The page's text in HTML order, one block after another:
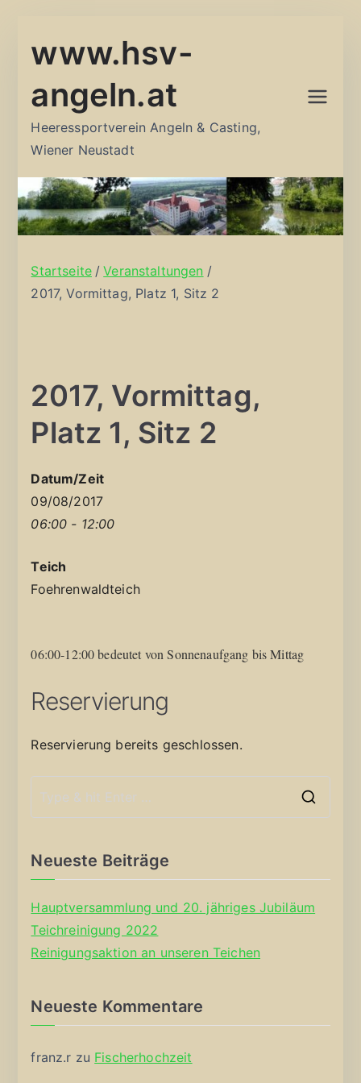
Inhalt
www.hsv-
angeln.at
Heeressportverein Angeln & Casting,
Wiener Neustadt
Startseite
Veranstaltungen
2017, Vormittag, Platz 1, Sitz 2
2017, Vormittag,
Platz 1, Sitz 2
Datum/Zeit
09/08/2017
06:00 - 12:00
Teich
Foehrenwaldteich
06:00-12:00 bedeutet von Sonnenaufgang bis Mittag
Reservierung
Reservierung bereits geschlossen.
Neueste Beiträge
Hauptversammlung und 20. jähriges Jubiläum
Teichreinigung 2022
Reinigungsaktion an unseren Teichen
Neueste Kommentare
franz.r zu Fischerhochzeit